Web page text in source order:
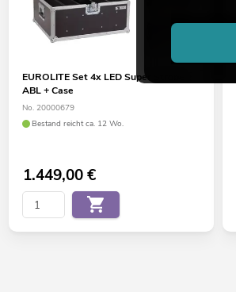
EUROLITE Set 4x LED Super Strobe
ABL + Case
No. 20000679
Bestand reicht ca. 12 Wo.
1.449,00€